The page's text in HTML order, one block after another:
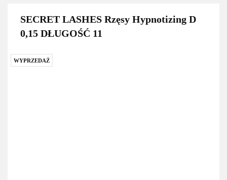
SECRET LASHES Rzęsy Hypnotizing D
0,15 DŁUGOŚĆ 11
WYPRZEDAŻ